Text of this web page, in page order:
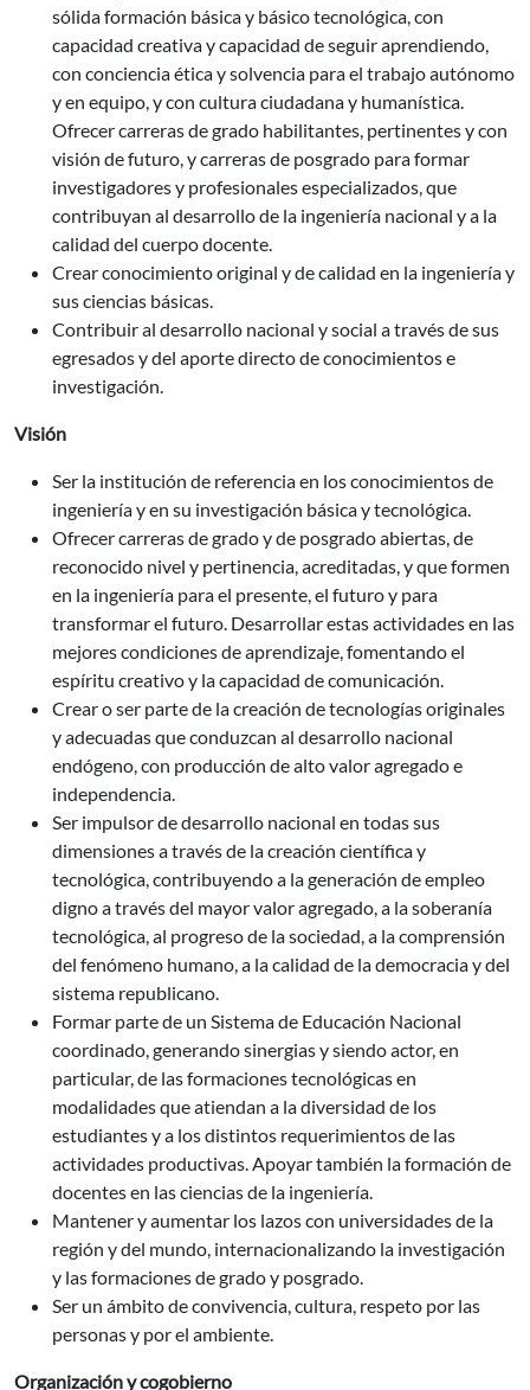
sólida formación básica y básico tecnológica, con
capacidad creativa y capacidad de seguir aprendiendo,
con conciencia ética y solvencia para el trabajo autónomo
y en equipo, y con cultura ciudadana y humanística.
Ofrecer carreras de grado habilitantes, pertinentes y con
visión de futuro, y carreras de posgrado para formar
investigadores y profesionales especializados, que
contribuyan al desarrollo de la ingeniería nacional y a la
calidad del cuerpo docente.
Crear conocimiento original y de calidad en la ingeniería y
sus ciencias básicas.
Contribuir al desarrollo nacional y social a través de sus
egresados y del aporte directo de conocimientos e
investigación.
Visión
Ser la institución de referencia en los conocimientos de
ingeniería y en su investigación básica y tecnológica.
Ofrecer carreras de grado y de posgrado abiertas, de
reconocido nivel y pertinencia, acreditadas, y que formen
en la ingeniería para el presente, el futuro y para
transformar el futuro. Desarrollar estas actividades en las
mejores condiciones de aprendizaje, fomentando el
espíritu creativo y la capacidad de comunicación.
Crear o ser parte de la creación de tecnologías originales
y adecuadas que conduzcan al desarrollo nacional
endógeno, con producción de alto valor agregado e
independencia.
Ser impulsor de desarrollo nacional en todas sus
dimensiones a través de la creación científica y
tecnológica, contribuyendo a la generación de empleo
digno a través del mayor valor agregado, a la soberanía
tecnológica, al progreso de la sociedad, a la comprensión
del fenómeno humano, a la calidad de la democracia y del
sistema republicano.
Formar parte de un Sistema de Educación Nacional
coordinado, generando sinergias y siendo actor, en
particular, de las formaciones tecnológicas en
modalidades que atiendan a la diversidad de los
estudiantes y a los distintos requerimientos de las
actividades productivas. Apoyar también la formación de
docentes en las ciencias de la ingeniería.
Mantener y aumentar los lazos con universidades de la
región y del mundo, internacionalizando la investigación
y las formaciones de grado y posgrado.
Ser un ámbito de convivencia, cultura, respeto por las
personas y por el ambiente.
Organización y cogobierno